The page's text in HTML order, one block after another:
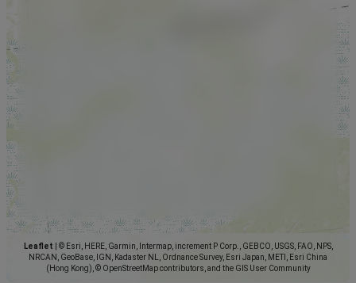
Leaflet
© Esri, HERE, Garmin, Intermap, increment P Corp., GEBCO, USGS, FAO, NPS,
NRCAN, GeoBase, IGN, Kadaster NL, Ordnance Survey, Esri Japan, METI, Esri China
(Hong Kong), © OpenStreetMap contributors, and the GIS User Community